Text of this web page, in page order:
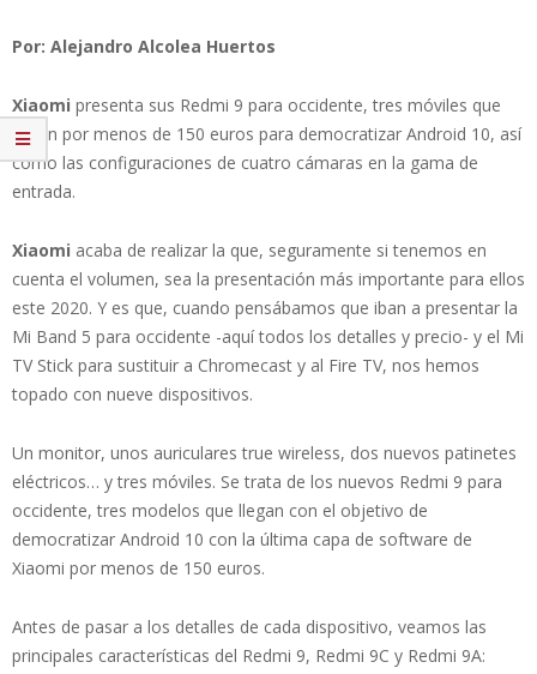
Por: Alejandro Alcolea Huertos
Xiaomi presenta sus Redmi 9 para occidente, tres móviles que
llegan por menos de 150 euros para democratizar Android 10, así
como las configuraciones de cuatro cámaras en la gama de
entrada.
Xiaomi acaba de realizar la que, seguramente si tenemos en
cuenta el volumen, sea la presentación más importante para ellos
este 2020. Y es que, cuando pensábamos que iban a presentar la
Mi Band 5 para occidente -aquí todos los detalles y precio- y el Mi
TV Stick para sustituir a Chromecast y al Fire TV, nos hemos
topado con nueve dispositivos.
Un monitor, unos auriculares true wireless, dos nuevos patinetes
eléctricos… y tres móviles. Se trata de los nuevos Redmi 9 para
occidente, tres modelos que llegan con el objetivo de
democratizar Android 10 con la última capa de software de
Xiaomi por menos de 150 euros.
Antes de pasar a los detalles de cada dispositivo, veamos las
principales características del Redmi 9, Redmi 9C y Redmi 9A: